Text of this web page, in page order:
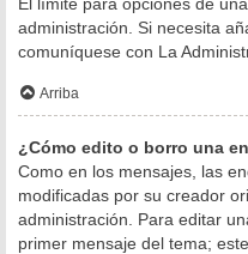
administración. Si necesita
comuníquese con La
Arriba
¿Cómo edito o borro una
Como en los mensajes, las
modificadas por su creador
administración. Para editar
primer mensaje del tema;